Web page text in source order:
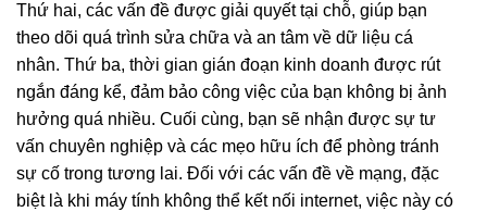
Thứ hai, các vấn đề được giải quyết tại chỗ, giúp bạn
theo dõi quá trình sửa chữa và an tâm về dữ liệu cá
nhân. Thứ ba, thời gian gián đoạn kinh doanh được rút
ngắn đáng kể, đảm bảo công việc của bạn không bị ảnh
hưởng quá nhiều. Cuối cùng, bạn sẽ nhận được sự tư
vấn chuyên nghiệp và các mẹo hữu ích để phòng tránh
sự cố trong tương lai. Đối với các vấn đề về mạng, đặc
biệt là khi máy tính không thể kết nối internet, việc này có